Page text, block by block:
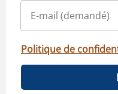
Politique de